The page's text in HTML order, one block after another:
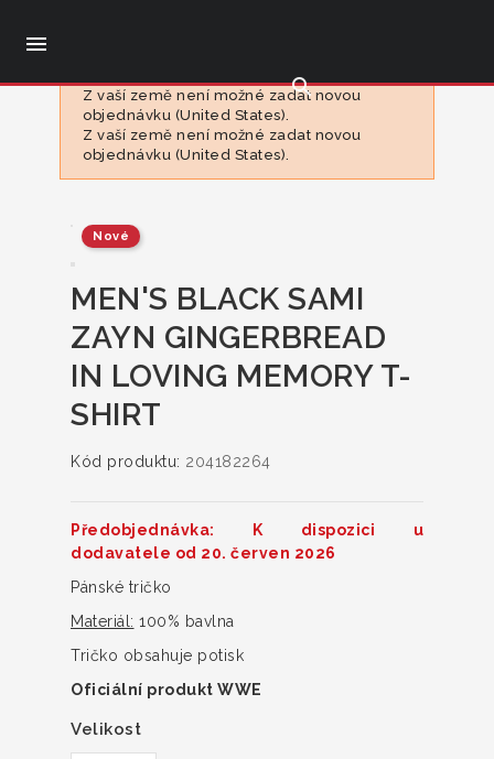

search
Z vaší země není možné zadat novou
objednávku (United States).
Z vaší země není možné zadat novou
objednávku (United States).
Nové
MEN'S BLACK SAMI
ZAYN GINGERBREAD
IN LOVING MEMORY T-
SHIRT
Kód produktu: 204182264
Předobjednávka: K dispozici u
dodavatele od 20. červen 2026
Pánské tričko
Materiál: 100% bavlna
Tričko obsahuje potisk
Oficiální produkt WWE
Velikost